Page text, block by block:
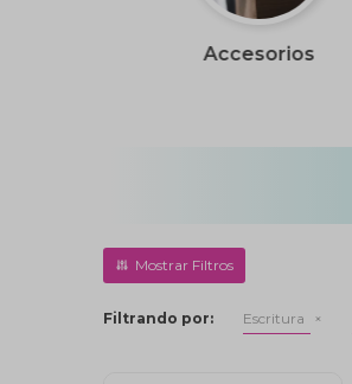
Accesorios
Filtrando por: Escritura